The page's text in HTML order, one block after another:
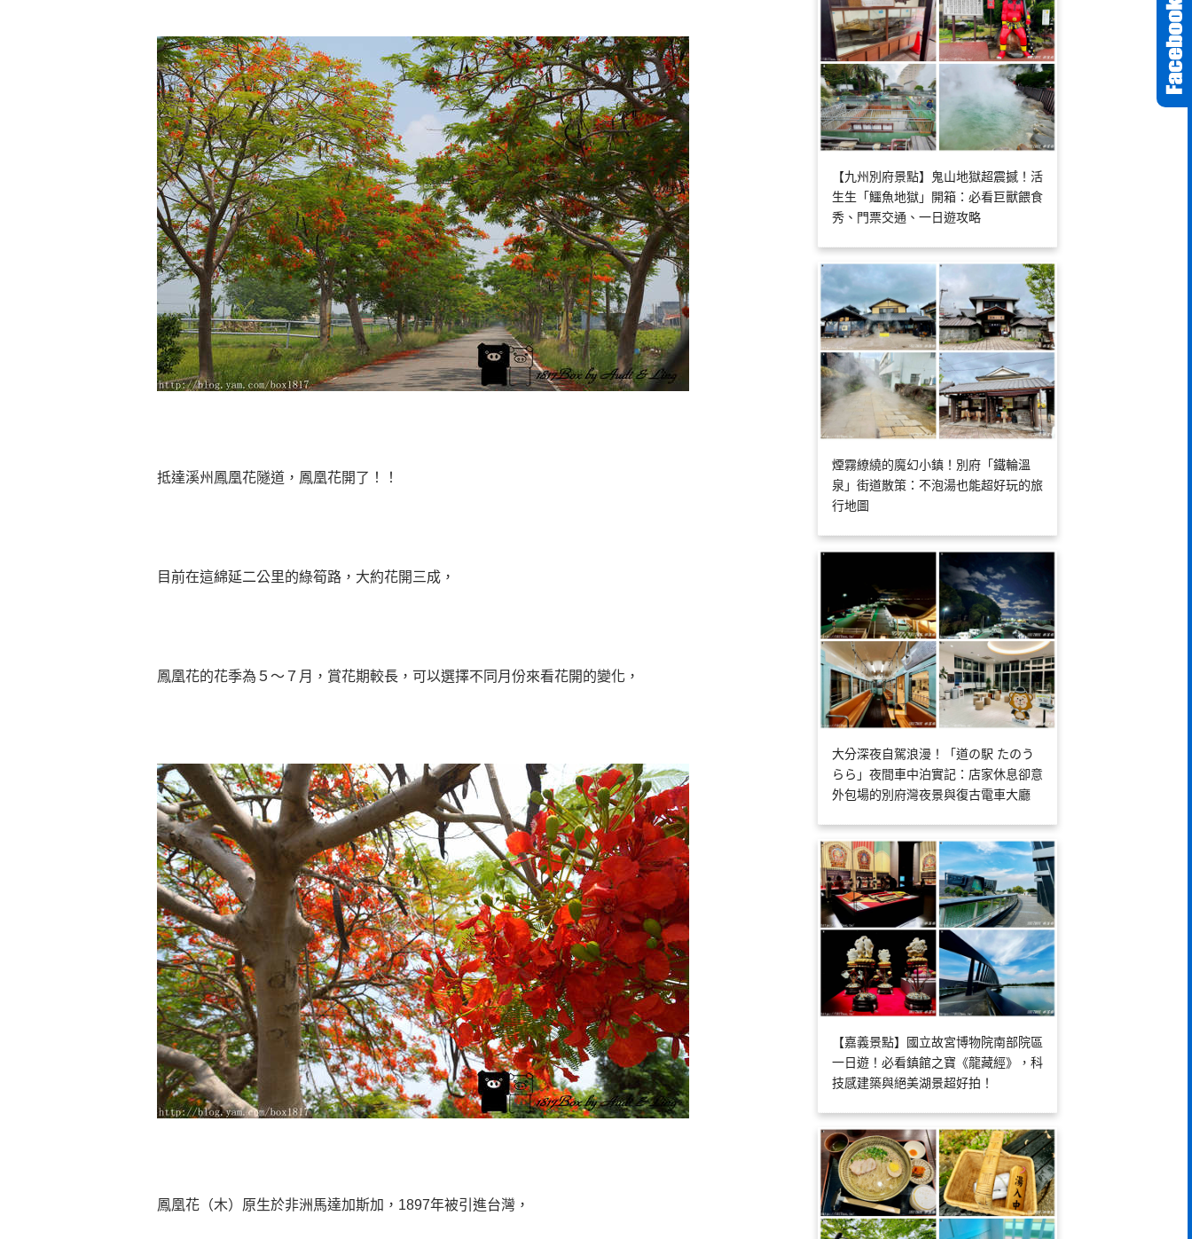
抵達溪州鳳凰花隧道，鳳凰花開了！！
目前在這綿延二公里的綠筍路，大約花開三成，
鳳凰花的花季為５～７月，賞花期較長，可以選擇不同月份來看花開的變化，
鳳凰花（木）原生於非洲馬達加斯加，1897年被引進台灣，
【九州別府景點】鬼山地獄超震撼！活
生生「鱷魚地獄」開箱：必看巨獸餵食
秀、門票交通、一日遊攻略
煙霧繚繞的魔幻小鎮！別府「鐵輪溫
泉」街道散策：不泡湯也能超好玩的旅
行地圖
大分深夜自駕浪漫！「道の駅 たのう
らら」夜間車中泊實記：店家休息卻意
外包場的別府灣夜景與復古電車大廳
【嘉義景點】國立故宮博物院南部院區
一日遊！必看鎮館之寶《龍藏經》，科
技感建築與絕美湖景超好拍！